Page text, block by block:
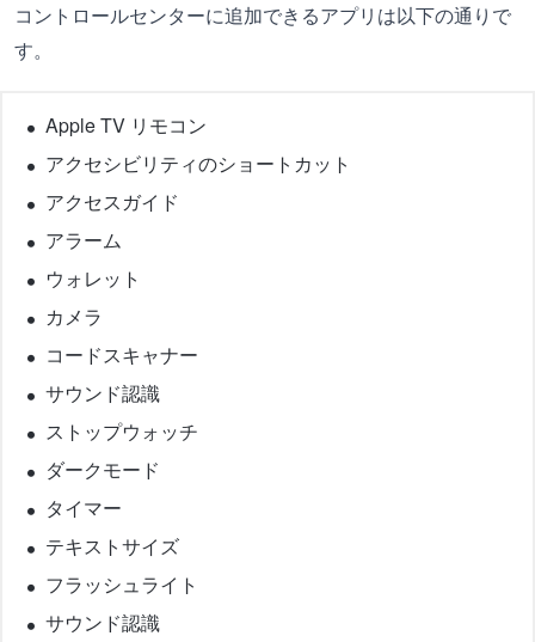
コントロールセンターに追加できるアプリは以下の通りで
す。
Apple TV リモコン
アクセシビリティのショートカット
アクセスガイド
アラーム
ウォレット
カメラ
コードスキャナー
サウンド認識
ストップウォッチ
ダークモード
タイマー
テキストサイズ
フラッシュライト
サウンド認識